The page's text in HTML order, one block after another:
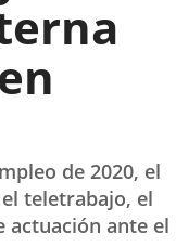
de 2020, el
teletrabajo, el
actuación ante el